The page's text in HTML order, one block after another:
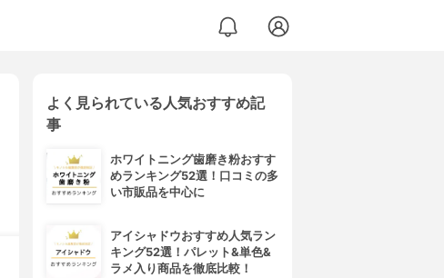
よく見られている人気おすすめ記
事
ホワイトニング歯磨き粉おすす
めランキング52選！口コミの多
い市販品を中心に
アイシャドウおすすめ人気ラン
キング52選！パレット&単色&
ラメ入り商品を徹底比較！